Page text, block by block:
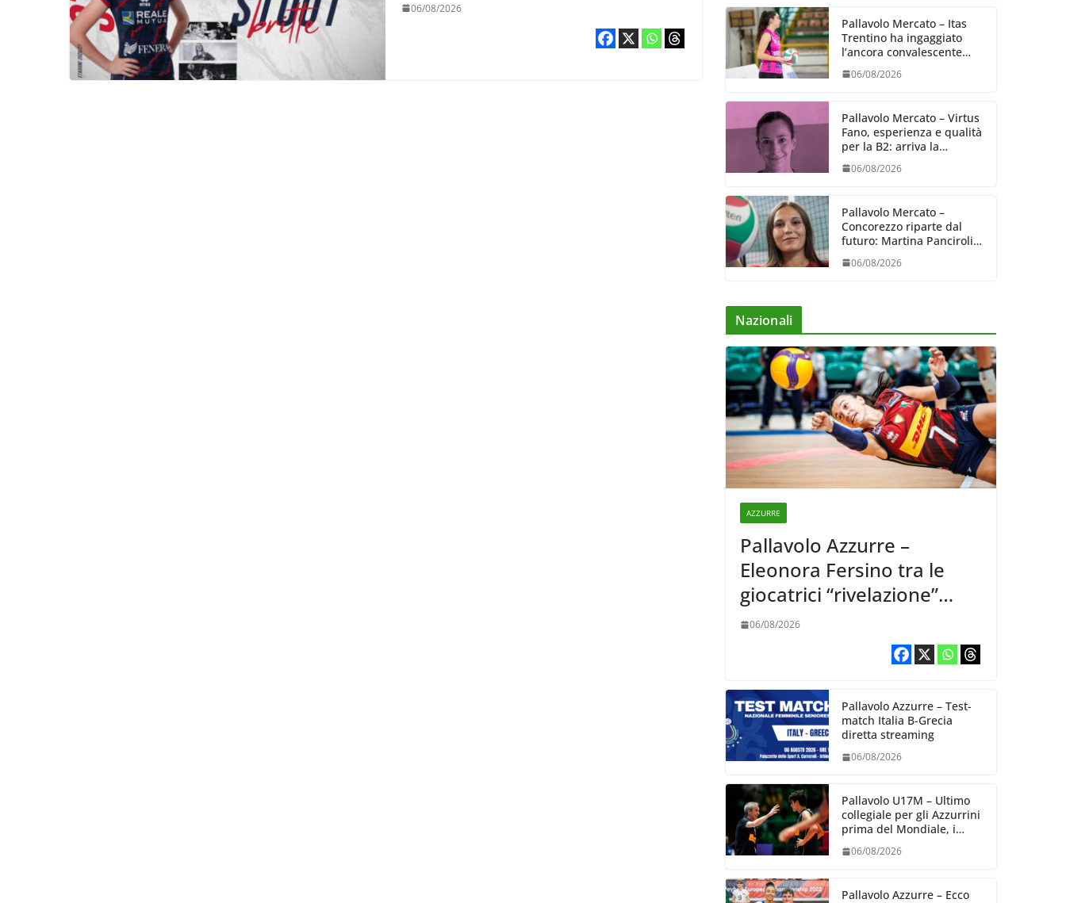
06/08/2026
Pallavolo Mercato – Itas
Trentino ha ingaggiato
l’ancora convalescente
Alexandra Ravarini
06/08/2026
Pallavolo Mercato – Virtus
Fano, esperienza e qualità
per la B2: arriva la
schiacciatrice fermana
Alessia Castellucci
06/08/2026
Pallavolo Mercato –
Concorezzo riparte dal
futuro: Martina Panciroli è
il primo acquisto
06/08/2026
Nazionali
AZZURRE
Pallavolo Azzurre –
Eleonora Fersino tra le
giocatrici “rivelazione”
della VNL 2026 per
06/08/2026
Pallavolo Azzurre – Test-
match Italia B-Grecia
diretta streaming
06/08/2026
Pallavolo U17M – Ultimo
collegiale per gli Azzurrini
prima del Mondiale, i
06/08/2026
Pallavolo Azzurre – Ecco